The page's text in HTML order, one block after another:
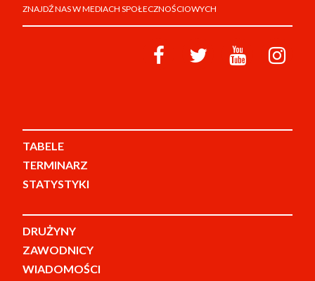
ZNAJDŹ NAS W MEDIACH SPOŁECZNOŚCIOWYCH
TABELE
TERMINARZ
STATYSTYKI
DRUŻYNY
ZAWODNICY
WIADOMOŚCI